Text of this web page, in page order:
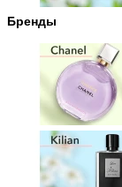
Бренды